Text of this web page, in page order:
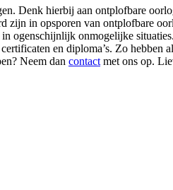
Denk hierbij aan ontplofbare
in opsporen van ontplofbare
ogenschijnlijk onmogelijke
en diploma’s. Zo
Neem dan contactmet ons op.